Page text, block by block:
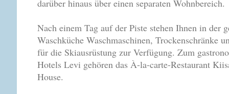
darüber hinaus über einen separaten Wohnbereich.
Nach einem Tag auf der Piste stehen Ihnen in der
Waschküche Waschmaschinen, Trockenschränke
für die Skiausrüstung zur Verfügung. Zum
Hotels Levi gehören das À-la-carte-Restaurant
House.